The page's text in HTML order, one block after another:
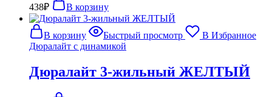
438₽ В корзину
В корзину Быстрый просмотр
В Избранное
Дюралайт с динамикой
Дюралайт 3-жильный ЖЕЛТЫЙ